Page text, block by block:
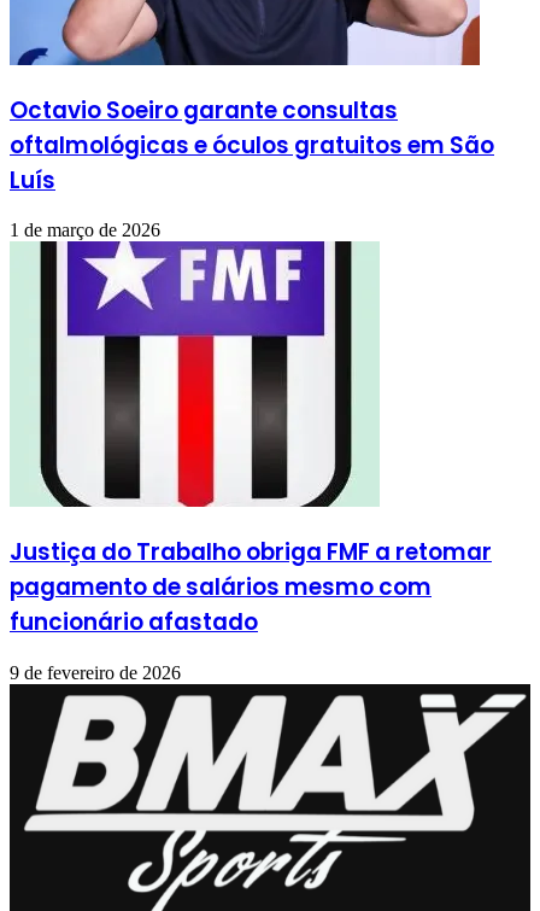
Octavio Soeiro garante consultas
oftalmológicas e óculos gratuitos em São
Luís
1 de março de 2026
Justiça do Trabalho obriga FMF a retomar
pagamento de salários mesmo com
funcionário afastado
9 de fevereiro de 2026